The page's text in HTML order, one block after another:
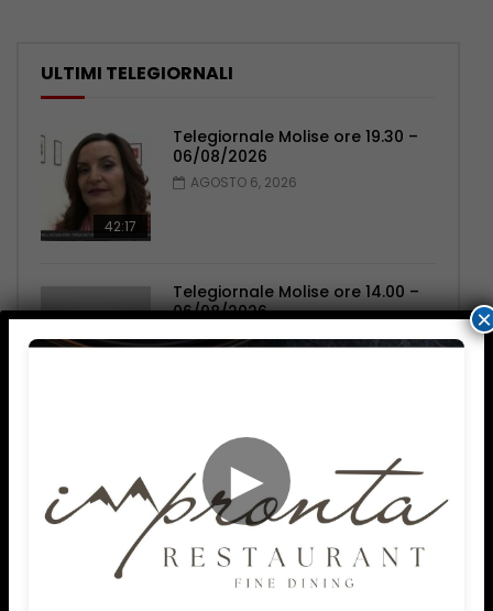
ULTIMI TELEGIORNALI
42:17
Telegiornale Molise ore 19.30 –
06/08/2026
AGOSTO 6, 2026
Telegiornale Molise ore 14.00 –
06/08/2026
AGOSTO 6, 2026
51:27
Telegiornale Molise ore 19.30 –
05/08/2026
AGOSTO 5, 2026
►
×